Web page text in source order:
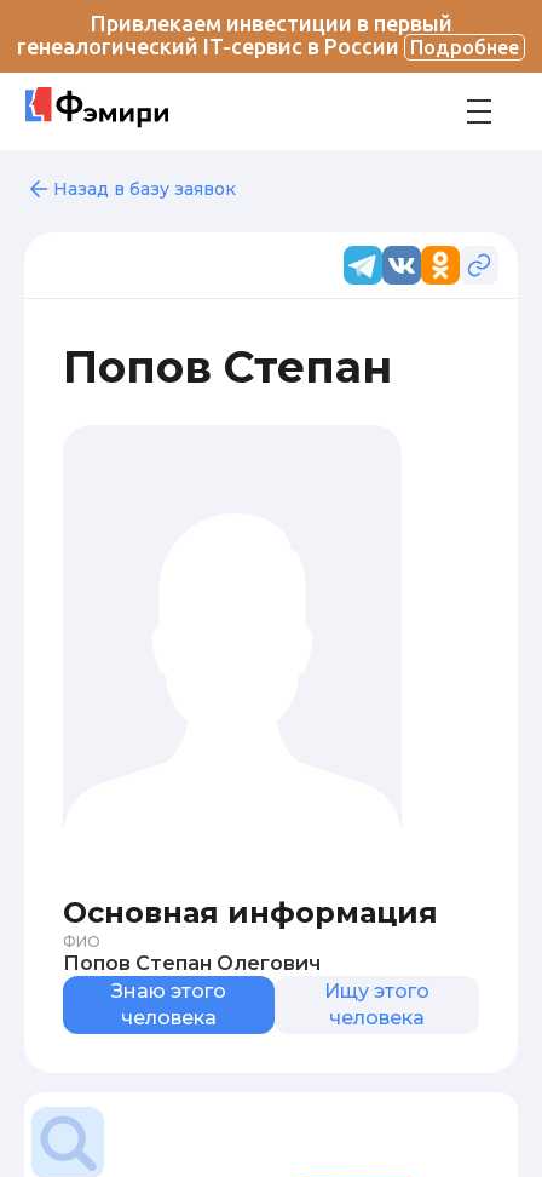
Привлекаем инвестиции в первый
генеалогический IT-сервис в России
Подробнее
Назад в базу заявок
Попов Степан
Основная информация
ФИО
Попов Степан Олегович
Знаю этого
человека
Ищу этого
человека